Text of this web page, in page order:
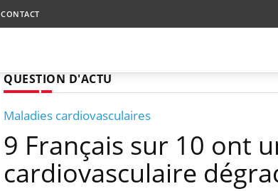
CONTACT
QUESTION D'ACTU
Maladies cardiovasculaires
9 Français sur 10 ont
cardiovasculaire